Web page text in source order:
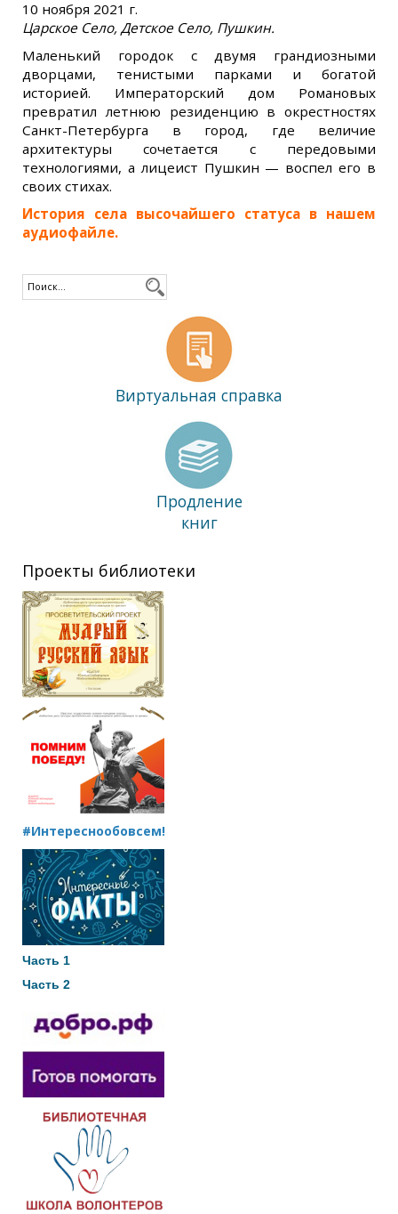
10 ноября 2021 г.
Царское Село, Детское Село, Пушкин.
Маленький городок с двумя грандиозными
дворцами, тенистыми парками и богатой
историей. Императорский дом Романовых
превратил летнюю резиденцию в окрестностях
Санкт-Петербурга в город, где величие
архитектуры сочетается с передовыми
технологиями, а лицеист Пушкин — воспел его в
своих стихах.
История села высочайшего статуса в нашем
аудиофайле.
Виртуальная справка
Продление
книг
Проекты библиотеки
#Интереснообовсем!
Часть 1
Часть 2